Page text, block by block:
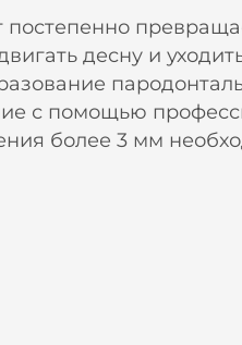
десну и
с помощью
более 3 мм